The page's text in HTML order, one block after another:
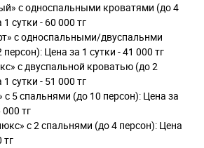
с односпальными кроватями (до 4
сутки - 60 000 тг
с односпальными/двуспальнми
Цена за 1 сутки - 41 000 тг
с двуспальной кроватью (до 2
сутки - 51 000 тг
5 спальнями (до 10 персон): Цена за
тг
с 2 спальнями (до 4 персон): Цена
тг